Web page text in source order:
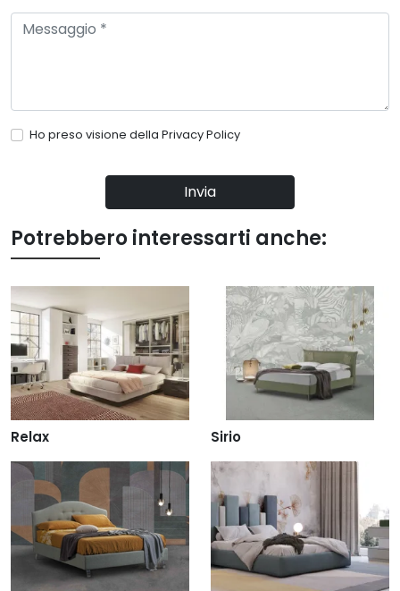
Ho preso visione della Privacy Policy
Invia
Potrebbero interessarti anche:
Relax Sirio